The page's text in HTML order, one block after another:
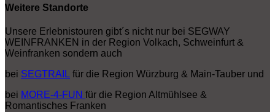
Weitere Standorte
Unsere Erlebnistouren gibt´s nicht nur bei SEGWAY
WEINFRANKEN in der Region Volkach, Schweinfurt &
Weinfranken sondern auch
bei SEGTRAIL für die Region Würzburg & Main-Tauber und
bei MORE-4-FUN für die Region Altmühlsee &
Romantisches Franken